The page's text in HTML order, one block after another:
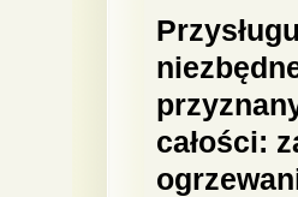
całości: